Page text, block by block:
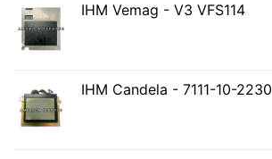
IHM Vemag - V3 VFS114
IHM Candela - 7111-10-2230